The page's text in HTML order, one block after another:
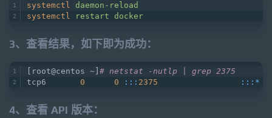
systemctl daemon-reload
systemctl
restart docker
3、查看结果，如下即为成功：
[root@centos ~] # netstat -nutlp | grep 2375
tcp6 0 0 : : : 2375 : : :*
4、查看 API 版本：